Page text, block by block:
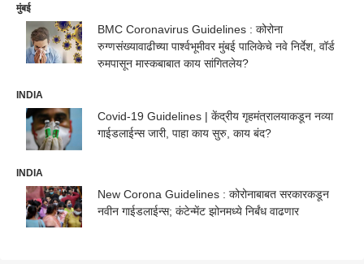
मुंबई
BMC Coronavirus Guidelines : कोरोना
रुग्णसंख्यावाढीच्या पार्श्वभूमीवर मुंबई पालिकेचे नवे निर्देश, वॉर्ड
रुमपासून मास्कबाबात काय सांगितलेय?
INDIA
Covid-19 Guidelines | केंद्रीय गृहमंत्रालयाकडून नव्या
गाईडलाईन्स जारी, पाहा काय सुरु, काय बंद?
INDIA
New Corona Guidelines : कोरोनाबाबत सरकारकडून
नवीन गाईडलाईन्स; कंटेन्मेंट झोनमध्ये निर्बंध वाढणार